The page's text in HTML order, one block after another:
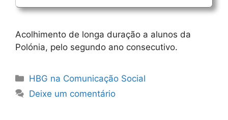
Acolhimento de longa duração a alunos da
Polónia, pelo segundo ano consecutivo.
Categorias
HBG na Comunicação Social
Deixe um comentário